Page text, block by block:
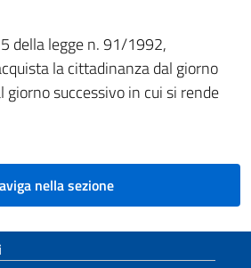
della legge n. 91/1992,
la cittadinanza dal giorno
giorno successivo in cui si rende
nella sezione